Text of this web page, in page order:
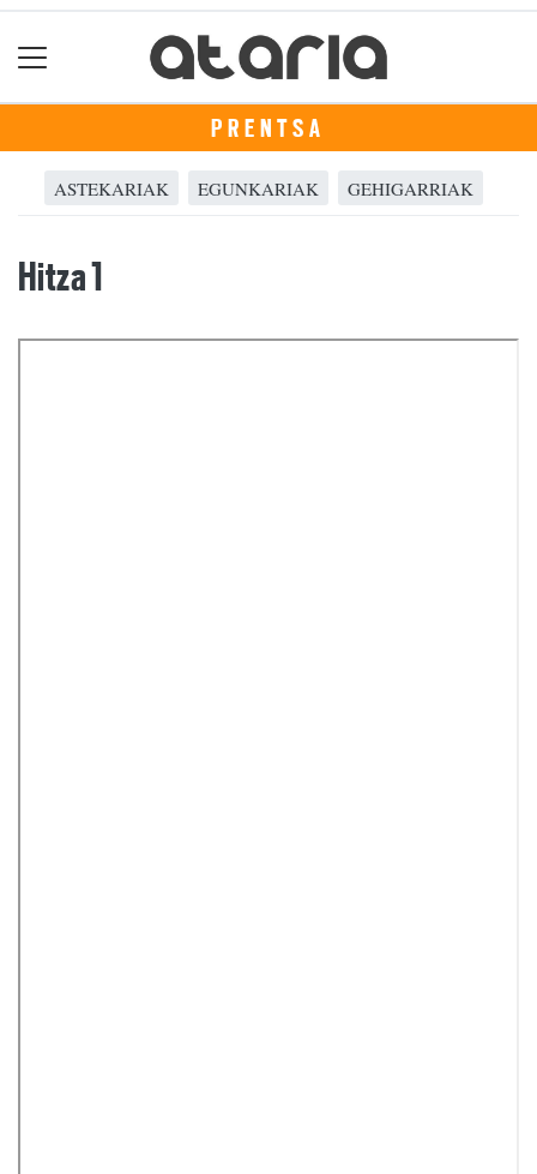
PRENTSA
ASTEKARIAK EGUNKARIAK GEHIGARRIAK
Hitza 1